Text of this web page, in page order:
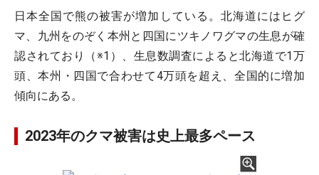
日本全国で熊の被害が増加している。北海道にはヒグ
マ、九州をのぞく本州と四国にツキノワグマの生息が確
認されており（※1）、生息数調査によると北海道で1万
頭、本州・四国で合わせて4万頭を超え、全国的に増加
傾向にある。
2023年のクマ被害は史上最多ペース